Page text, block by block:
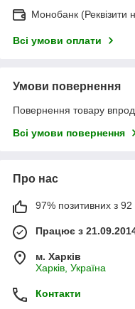
Монобанк (Реквізити
Всі умови оплати
Умови повернення
Повернення товару
Всі умови повернення
Про нас
97% позитивних з 92
Працює з
м. Харків
Харків, Україна
Контакти